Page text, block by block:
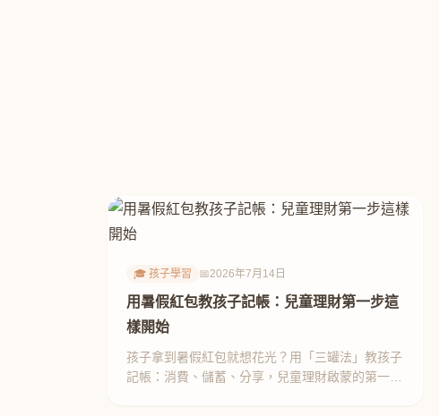
🎓 孩子學習 📅2026年7月14日
用暑假紅包教孩子記帳：兒童理財第一步這
樣開始
孩子拿到暑假紅包就想花光？用「三罐法」教孩子
記帳：消費、儲蓄、分享，兒童理財啟蒙的第一步